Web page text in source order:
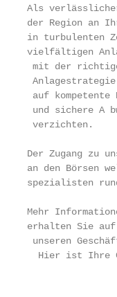
Als
der Region an
in ­turbulenten
­vielfältigen
mit der
auf
und sichere A­
verzichten.
Der Zugang zu
an den Börsen
spezialisten
Mehr
­erhalten Sie
­unseren
Hier ist Ihre